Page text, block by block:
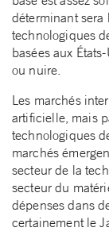
déterminant sera
technologiques
basées aux
ou nuire.
Les marchés
artificielle, mais
technologiques
marchés
secteur de la
secteur du
dépenses dans
certainement le